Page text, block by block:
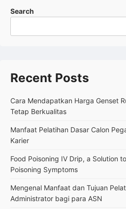
Search
Recent Posts
Cara Mendapatkan Harga Genset
Tetap Berkualitas
Manfaat Pelatihan Dasar Calon
Karier
Food Poisoning IV Drip, a Solution
Poisoning Symptoms
Mengenal Manfaat dan Tujuan
Administrator bagi para ASN